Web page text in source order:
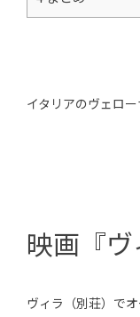
イタリアのヴェロ
映画『ヴ
ヴィラ（別荘）で